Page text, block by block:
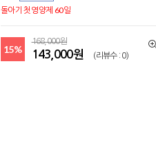
돌아기 첫영양제 60일
15%
168,000원
143,000원 (리뷰수 : 0)